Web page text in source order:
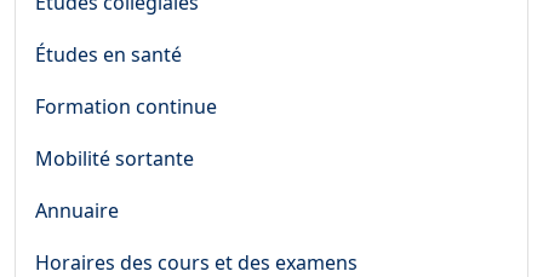
Études en santé
Formation continue
Mobilité sortante
Annuaire
Horaires des cours et des examens